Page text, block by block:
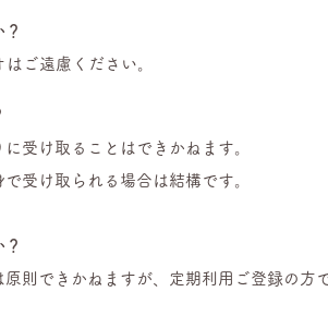
ご遠慮ください。
受け取ることはできかねます。
受け取られる場合は結構です。
則できかねますが、定期利用ご登録の方